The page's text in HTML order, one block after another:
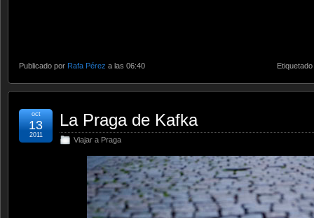
Publicado por Rafa Pérez a las 06:40
La Praga de Kafka
Viajar a Praga
oct
13
2011